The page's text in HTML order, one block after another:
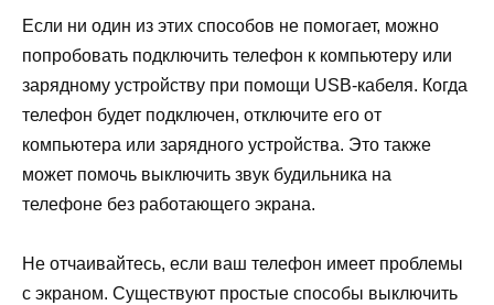
Если ни один из этих способов не помогает, можно
попробовать подключить телефон к компьютеру или
зарядному устройству при помощи USB-кабеля. Когда
телефон будет подключен, отключите его от
компьютера или зарядного устройства. Это также
может помочь выключить звук будильника на
телефоне без работающего экрана.
Не отчаивайтесь, если ваш телефон имеет проблемы
с экраном. Существуют простые способы выключить